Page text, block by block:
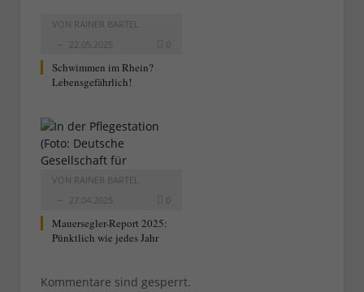
VON RAINER BARTEL
22.05.2025
0
Schwimmen im Rhein?
Lebensgefährlich!
VON RAINER BARTEL
27.04.2025
0
Mauersegler-Report 2025:
Pünktlich wie jedes Jahr
Kommentare sind gesperrt.